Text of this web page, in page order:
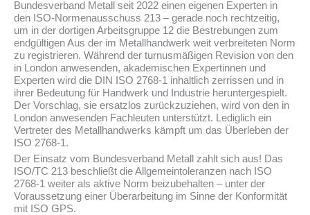
Bundesverband Metall seit 2022 einen eigenen Experten in
den ISO-Normenausschuss 213 – gerade noch rechtzeitig,
um in der dortigen Arbeitsgruppe 12 die Bestrebungen zum
endgültigen Aus der im Metallhandwerk weit verbreiteten Norm
zu registrieren. Während der turnusmäßigen Revision von den
in London anwesenden, akademischen Expertinnen und
Experten wird die DIN ISO 2768-1 inhaltlich zerrissen und in
ihrer Bedeutung für Handwerk und Industrie heruntergespielt.
Der Vorschlag, sie ersatzlos zurückzuziehen, wird von den in
London anwesenden Fachleuten unterstützt. Lediglich ein
Vertreter des Metallhandwerks kämpft um das Überleben der
ISO 2768-1.
Der Einsatz vom Bundesverband Metall zahlt sich aus! Das
ISO/TC 213 beschließt die Allgemeintoleranzen nach ISO
2768-1 weiter als aktive Norm beizubehalten – unter der
Voraussetzung einer Überarbeitung im Sinne der Konformität
mit ISO GPS.